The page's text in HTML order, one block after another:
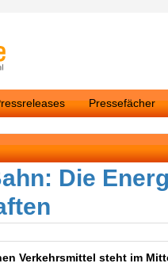
Pressefächer
Die
Verkehrsmittel steht im